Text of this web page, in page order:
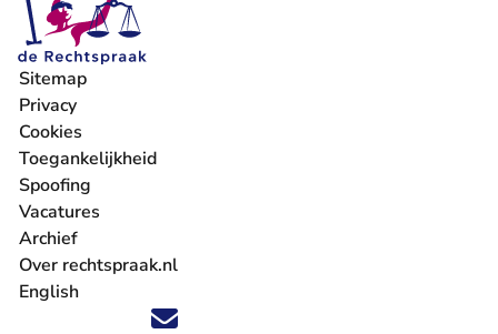
Volg ons op X (Twitter) - U verlaat Rechtspraak.nl
Volg ons op Facebook - U verlaat Rechtspraak.nl
Volg ons op Instagram - U verlaat Rechtspraak.nl
Volg ons op Youtube - U verlaat Rechtspraak.nl
Volg ons op LinkedIn - U verlaat
'Blijf op de hoogte' nieuwsbrief - U verlaat
Sitemap
Privacy
Cookies
Toegankelijkheid
Spoofing
Vacatures
- U verlaat Rechtspraak.nl
Archief
Over rechtspraak.nl
English